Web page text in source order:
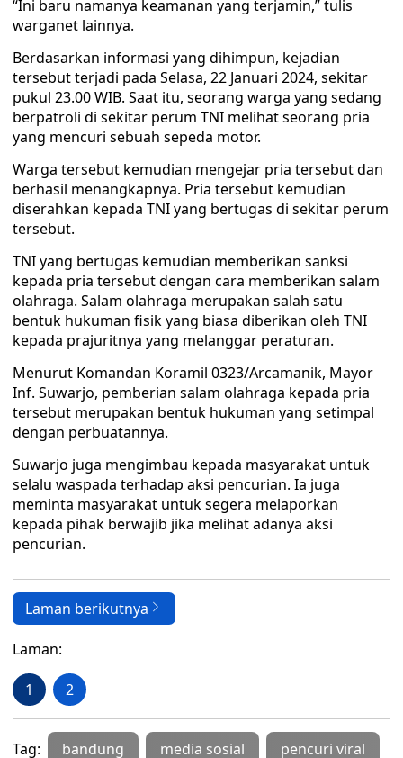
“Ini baru namanya keamanan yang terjamin,” tulis
warganet lainnya.
Berdasarkan informasi yang dihimpun, kejadian
tersebut terjadi pada Selasa, 22 Januari 2024, sekitar
pukul 23.00 WIB. Saat itu, seorang warga yang sedang
berpatroli di sekitar perum TNI melihat seorang pria
yang mencuri sebuah sepeda motor.
Warga tersebut kemudian mengejar pria tersebut dan
berhasil menangkapnya. Pria tersebut kemudian
diserahkan kepada TNI yang bertugas di sekitar perum
tersebut.
TNI yang bertugas kemudian memberikan sanksi
kepada pria tersebut dengan cara memberikan salam
olahraga. Salam olahraga merupakan salah satu
bentuk hukuman fisik yang biasa diberikan oleh TNI
kepada prajuritnya yang melanggar peraturan.
Menurut Komandan Koramil 0323/Arcamanik, Mayor
Inf. Suwarjo, pemberian salam olahraga kepada pria
tersebut merupakan bentuk hukuman yang setimpal
dengan perbuatannya.
Suwarjo juga mengimbau kepada masyarakat untuk
selalu waspada terhadap aksi pencurian. Ia juga
meminta masyarakat untuk segera melaporkan
kepada pihak berwajib jika melihat adanya aksi
pencurian.
Laman berikutnya
Laman:
1 2
Tag: bandung media sosial pencuri viral